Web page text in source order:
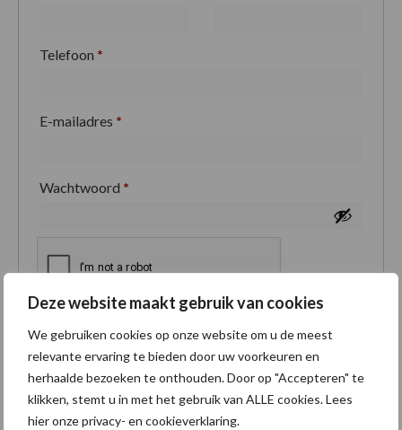
Deze website maakt gebruik van cookies
We gebruiken cookies op onze website om u de meest
relevante ervaring te bieden door uw voorkeuren en
herhaalde bezoeken te onthouden. Door op "Accepteren" te
klikken, stemt u in met het gebruik van ALLE cookies. Lees
hier onze privacy- en cookieverklaring.
Telefoon *
E-mailadres *
Wachtwoord *
Je persoonlijke gegevens worden gebruikt om je
ervaring op deze site te ondersteunen, om toegang
tot je account te beheren en voor andere doeleinden
zoals omschreven in onzeprivacybeleid.